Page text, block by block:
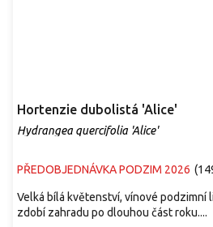
Hortenzie dubolistá 'Alice'
Hydrangea quercifolia 'Alice'
PŘEDOBJEDNÁVKA PODZIM 2026 (
Velká bílá květenství, vínové podzimní
zdobí zahradu po dlouhou část roku....